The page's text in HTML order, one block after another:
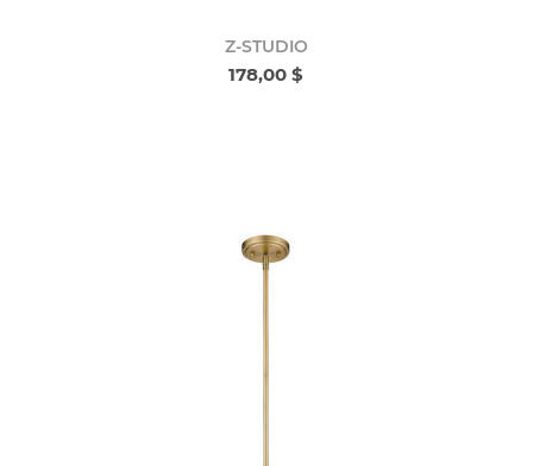
Z-STUDIO
178,00 $